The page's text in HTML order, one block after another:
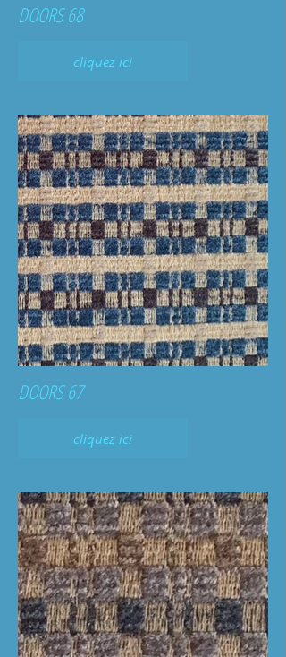
DOORS 68
cliquez ici
DOORS 67
cliquez ici